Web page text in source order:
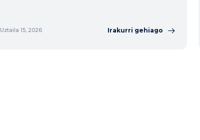
Uztaila 15, 2026 Irakurri gehiago